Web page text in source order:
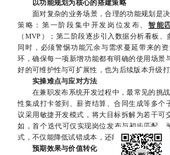
以功能规划为核心的搭建策略
面对复杂的业务场景，合理的功能规划是决
策略：第一阶段集中开发岗位发布、智能
（MVP）；第二阶段逐步引入数据分析看板
同时，必须警惕功能冗余与需求蔓延带来的
环，确保每一项新增功能都有明确的使用场
好的可维护性与可扩展性，也为后续版本升级
实操难点与应对方法
在兼职发布系统开发过程中，最常见的挑战
性集成打卡签到、薪资结算、合同生成等多
议采用敏捷开发模式，将大目标拆解为若干
如，首个迭代可仅实现岗位发布与初步匹配，
式，不仅能降低试错成本，还能快速获得真实
预期效果与价值转化